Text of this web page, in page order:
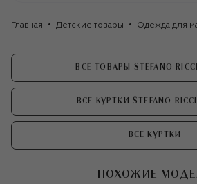
Главная Детские товары Одежда для
ВСЕ ТОВАРЫ STEFANO
ВСЕ КУРТКИ STEFANO
ВСЕ КУРТКИ
ПОХОЖИЕ